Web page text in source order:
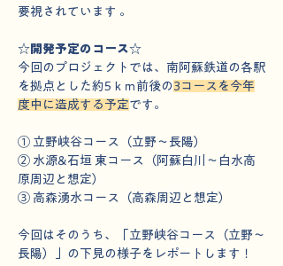
要視されています 。
☆開発予定のコース☆
今回のプロジェクトでは、南阿蘇鉄道の各駅
を拠点とした約5ｋｍ前後の3コースを今年
度中に造成する予定です。
① 立野峡谷コース（立野〜長陽）
② 水源&石垣 東コース（阿蘇白川〜白水高
原周辺と想定）
③ 高森湧水コース（高森周辺と想定）
今回はそのうち、「立野峡谷コース（立野〜
長陽）」の下見の様子をレポートします！